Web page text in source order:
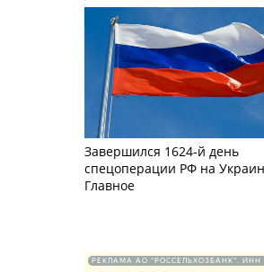
Завершился 1624-й день
спецоперации РФ на
Главное
РЕКЛАМА АО "РОССЕЛЬХОЗБАНК". ИНН